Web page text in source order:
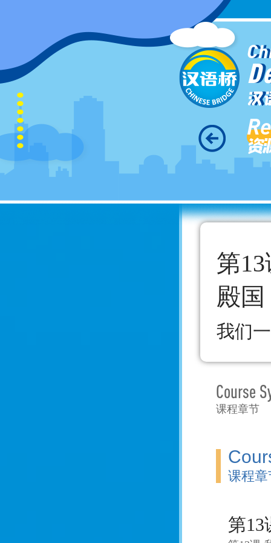
汉
资
第
殿国
我们
Course
课程章节
课程章
第